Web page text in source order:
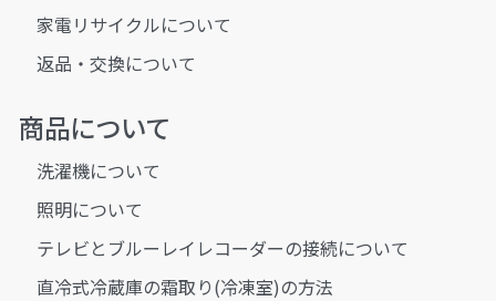
家電リサイクルについて
返品・交換について
商品について
洗濯機について
照明について
テレビとブルーレイレコーダーの接続について
直冷式冷蔵庫の霜取り(冷凍室)の方法